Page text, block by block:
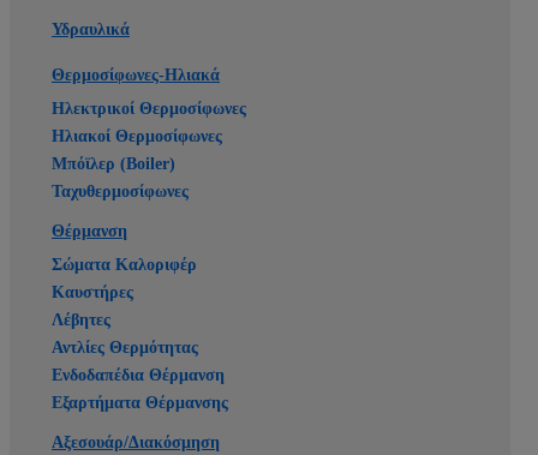
Υδραυλικά
Θερμοσίφωνες-Ηλιακά
Ηλεκτρικοί Θερμοσίφωνες
Ηλιακοί Θερμοσίφωνες
Μπόϊλερ (Boiler)
Ταχυθερμοσίφωνες
Θέρμανση
Σώματα Καλοριφέρ
Καυστήρες
Λέβητες
Αντλίες Θερμότητας
Ενδοδαπέδια Θέρμανση
Εξαρτήματα Θέρμανσης
Αξεσουάρ/Διακόσμηση